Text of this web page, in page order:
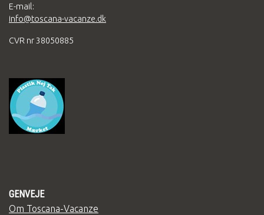
E-mail:
info@toscana-vacanze.dk
CVR nr 38050885
GENVEJE
Om Toscana-Vacanze